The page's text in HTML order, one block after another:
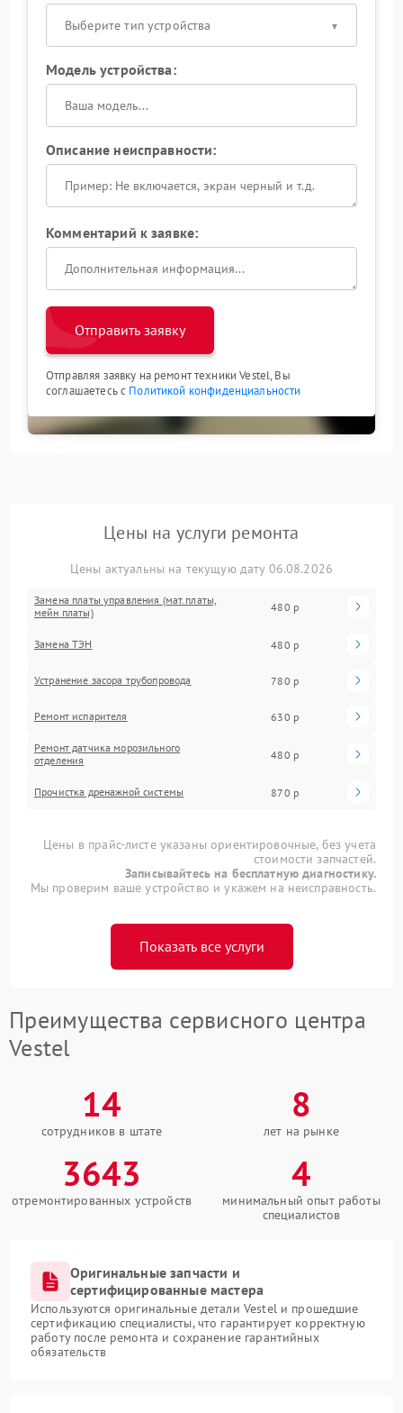
Выберите тип устройства
Модель устройства:
Описание неисправности:
Комментарий к заявке:
Отправить заявку
Отправляя заявку на ремонт техники Vestel, Вы
соглашаетесь с Политикой конфиденциальности
Цены на услуги ремонта
Цены актуальны на текущую дату 06.08.2026
Замена платы управления (мат.платы,
мейн платы)
480 р
Замена ТЭН 480 р
Устранение засора трубопровода 780 р
Ремонт испарителя 630 р
Ремонт датчика морозильного
отделения
480 р
Прочистка дренажной системы 870 р
Цены в прайс-листе указаны ориентировочные, без учета
стоимости запчастей.
Записывайтесь на бесплатную диагностику.
Мы проверим ваше устройство и укажем на неисправность.
Показать все услуги
Преимущества сервисного центра
Vestel
14
сотрудников в штате
8
лет на рынке
3643
отремонтированных устройств
4
минимальный опыт работы
специалистов
Оригинальные запчасти и
сертифицированные мастера
Используются оригинальные детали Vestel и прошедшие
сертификацию специалисты, что гарантирует корректную
работу после ремонта и сохранение гарантийных
обязательств